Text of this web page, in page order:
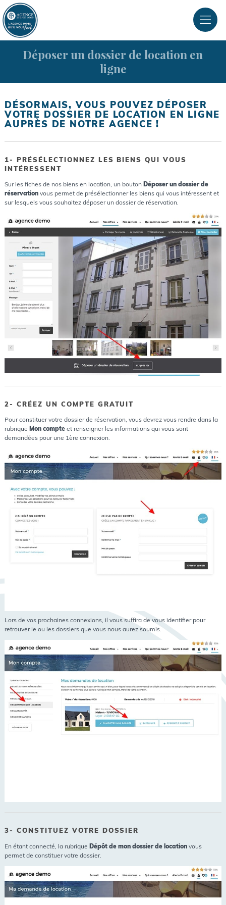
Déposer un dossier de location en
ligne
DÉSORMAIS, VOUS POUVEZ DÉPOSER
VOTRE DOSSIER DE LOCATION EN LIGNE
AUPRÈS DE NOTRE AGENCE !
1- PRÉSÉLECTIONNEZ LES BIENS QUI VOUS
INTÉRESSENT
Sur les fiches de nos biens en location, un bouton Déposer un dossier de
réservation vous permet de présélectionner les biens qui vous intéressent et
sur lesquels vous souhaitez déposer un dossier de réservation.
2- CRÉEZ UN COMPTE GRATUIT
Pour constituer votre dossier de réservation, vous devrez vous rendre dans la
rubrique Mon compte et renseigner les informations qui vous sont
demandées pour une 1ère connexion.
Lors de vos prochaines connexions, il vous suffira de vous identifier pour
retrouver le ou les dossiers que vous nous aurez soumis.
3- CONSTITUEZ VOTRE DOSSIER
En étant connecté, la rubrique Dépôt de mon dossier de location vous
permet de constituer votre dossier.